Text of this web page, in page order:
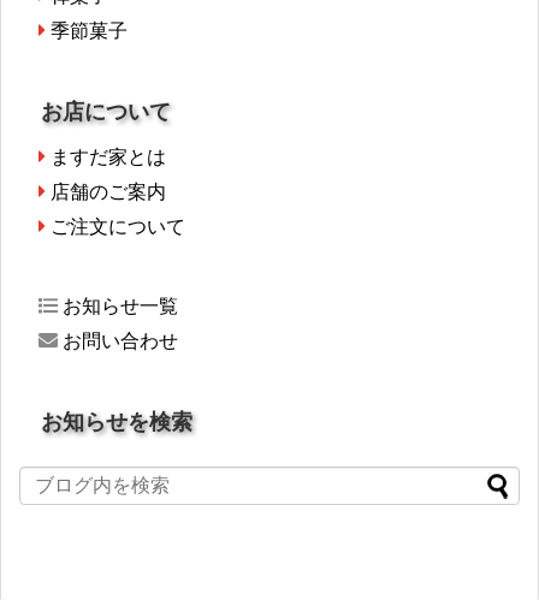
季節菓子
お店について
ますだ家とは
店舗のご案内
ご注文について
お知らせ一覧
お問い合わせ
お知らせを検索